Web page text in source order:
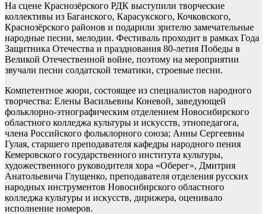
На сцене Краснозёрского РДК выступили творческие
коллективы из Баганского, Карасукского, Кочковского,
Краснозёрского районов и подарили зрителю замечательные
народные песни, мелодии. Фестиваль проходит в рамках Года
Защитника Отечества и празднования 80-летия Победы в
Великой Отечественной войне, поэтому на мероприятии
звучали песни солдатской тематики, строевые песни.
Компетентное жюри, состоящее из специалистов народного
творчества: Елены Васильевны Коневой, заведующей
фольклорно-этнографическим отделением Новосибирского
областного колледжа культуры и искусств, этнопедагога,
члена Российского фольклорного союза; Анны Сергеевны
Гулая, старшего преподавателя кафедры народного пения
Кемеровского государственного института культуры,
художественного руководителя хора «Оберег», Дмитрия
Анатольевича Глущенко, преподавателя отделения русских
народных инструментов Новосибирского областного
колледжа культуры и искусств, дирижера, оценивало
исполнение номеров.